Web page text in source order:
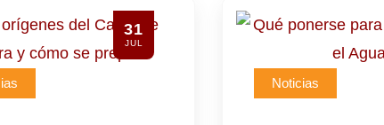
31
JUL
Noticias